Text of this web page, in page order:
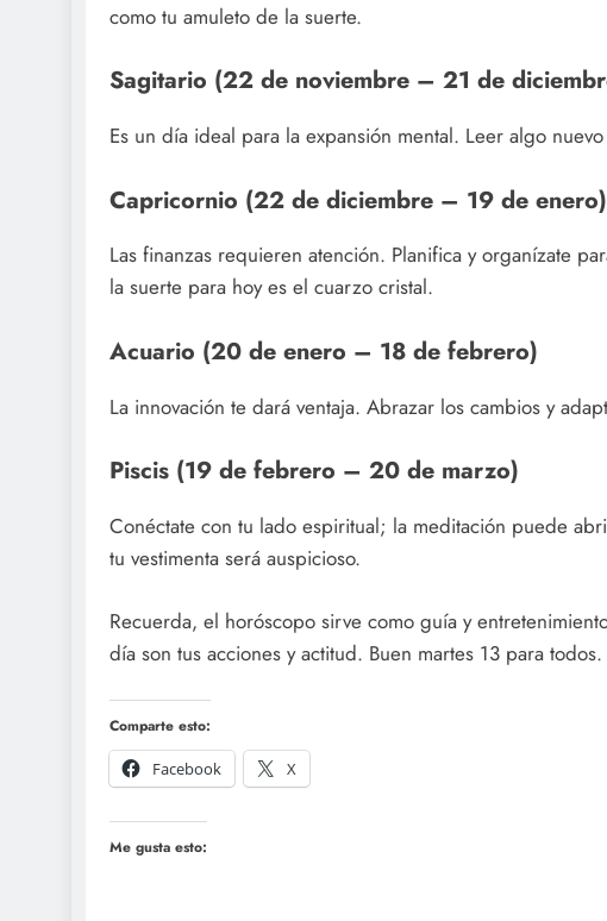
como tu amuleto de la suerte.
Sagitario (22 de noviembre – 21 de
Es un día ideal para la expansión mental. Leer algo
Capricornio (22 de diciembre – 19 de enero)
Las finanzas requieren atención. Planifica y organízate
la suerte para hoy es el cuarzo cristal.
Acuario (20 de enero – 18 de febrero)
La innovación te dará ventaja. Abrazar los cambios y
Piscis (19 de febrero – 20 de marzo)
Conéctate con tu lado espiritual; la meditación puede
tu vestimenta será auspicioso.
Recuerda, el horóscopo sirve como guía y
día son tus acciones y actitud. Buen martes 13 para todos.
Comparte esto:
Facebook
X
Me gusta esto: